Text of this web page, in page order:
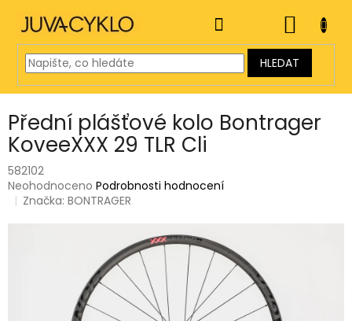
obsah
HLEDAT
KOŠÍK
Přední plášťové kolo Bontrager
KoveeXXX 29 TLR Cli
582102
Průměrné
hodnocení
Neohodnoceno Podrobnosti hodnocení
Značka:BONTRAGER